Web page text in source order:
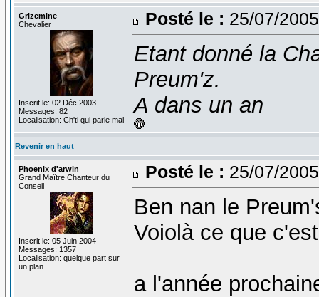
Grizemine
Chevalier
Inscrit le: 02 Déc 2003
Messages: 82
Localisation: Ch'ti qui parle mal
Posté le : 25/07/
Etant donné la
Preum'z.
A dans un an
Revenir en haut
Phoenix d'arwin
Grand Maître Chanteur du
Conseil
Inscrit le: 05 Juin 2004
Messages: 1357
Localisation: quelque part sur
un plan
Posté le : 25/07/
Ben nan le
Voiolà ce que
a l'année